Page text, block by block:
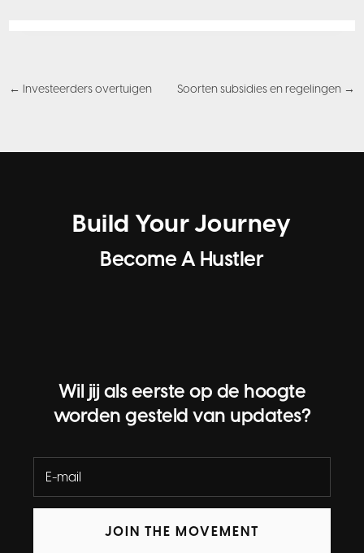
← Investeerders overtuigen Soorten subsidies en regelingen→
Build Your Journey
Become A Hustler
Wil jij als eerste op de hoogte
worden gesteld van updates?
JOIN THE MOVEMENT